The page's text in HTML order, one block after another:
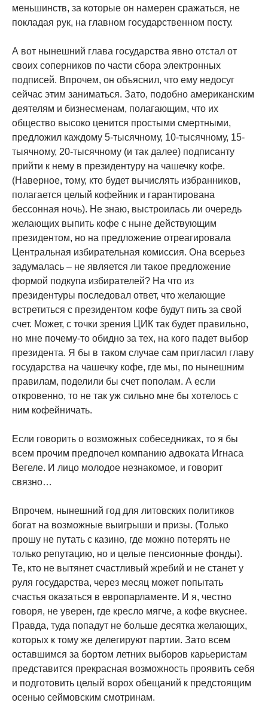
меньшинств, за которые он намерен сражаться, не
покладая рук, на главном государственном посту.
А вот нынешний глава государства явно отстал от
своих соперников по части сбора электронных
подписей. Впрочем, он объяснил, что ему недосуг
сейчас этим заниматься. Зато, подобно американским
деятелям и бизнесменам, полагающим, что их
общество высоко ценится простыми смертными,
предложил каждому 5-тысячному, 10-тысячному, 15-
тыячному, 20-тысячному (и так далее) подписанту
прийти к нему в президентуру на чашечку кофе.
(Наверное, тому, кто будет вычислять избранников,
полагается целый кофейник и гарантирована
бессонная ночь). Не знаю, выстроилась ли очередь
желающих выпить кофе с ныне действующим
президентом, но на предложение отреагировала
Центральная избирательная комиссия. Она всерьез
задумалась – не является ли такое предложение
формой подкупа избирателей? На что из
президентуры последовал ответ, что желающие
встретиться с президентом кофе будут пить за свой
счет. Может, с точки зрения ЦИК так будет правильно,
но мне почему-то обидно за тех, на кого падет выбор
президента. Я бы в таком случае сам пригласил главу
государства на чашечку кофе, где мы, по нынешним
правилам, поделили бы счет пополам. А если
откровенно, то не так уж сильно мне бы хотелось с
ним кофейничать.
Если говорить о возможных собеседниках, то я бы
всем прочим предпочел компанию адвоката Игнаса
Вегеле. И лицо молодое незнакомое, и говорит
связно…
Впрочем, нынешний год для литовских политиков
богат на возможные выигрыши и призы. (Только
прошу не путать с казино, где можно потерять не
только репутацию, но и целые пенсионные фонды).
Те, кто не вытянет счастливый жребий и не станет у
руля государства, через месяц может попытать
счастья оказаться в европарламенте. И я, честно
говоря, не уверен, где кресло мягче, а кофе вкуснее.
Правда, туда попадут не больше десятка желающих,
которых к тому же делегируют партии. Зато всем
оставшимся за бортом летних выборов карьеристам
представится прекрасная возможность проявить себя
и подготовить целый ворох обещаний к предстоящим
осенью сеймовским смотринам.